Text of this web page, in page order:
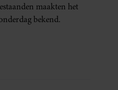
maakten het
bekend.